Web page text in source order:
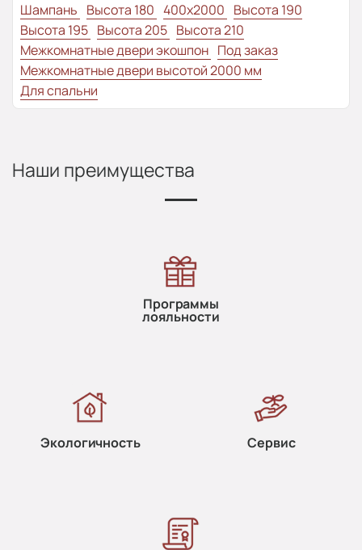
Шампань Высота 180 400x2000 Высота 190
Высота 195 Высота 205 Высота 210
Межкомнатные двери экошпон Под заказ
Межкомнатные двери высотой 2000 мм
Для спальни
Наши преимущества
Программы
лояльности
Экологичность Сервис